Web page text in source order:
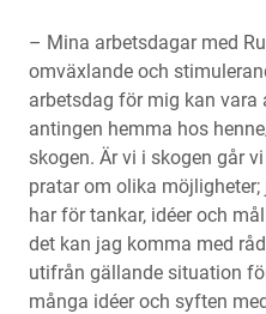
– Mina arbetsdagar med
omväxlande och
arbetsdag för mig kan
antingen hemma hos
skogen. Är vi i skogen går
pratar om olika
har för tankar, idéer och
det kan jag komma med
utifrån gällande situation
många idéer och syften